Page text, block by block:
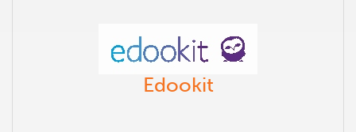
Edookit